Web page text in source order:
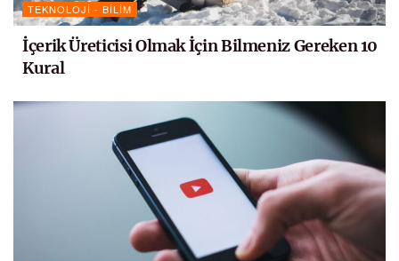
TEKNOLOJI - BILIM
İçerik Üreticisi Olmak İçin Bilmeniz Gereken 10
Kural